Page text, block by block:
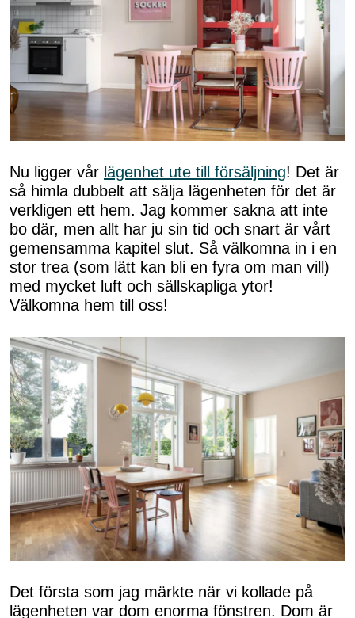
Nu ligger vår lägenhet ute till försäljning! Det är
så himla dubbelt att sälja lägenheten för det är
verkligen ett hem. Jag kommer sakna att inte
bo där, men allt har ju sin tid och snart är vårt
gemensamma kapitel slut. Så välkomna in i en
stor trea (som lätt kan bli en fyra om man vill)
med mycket luft och sällskapliga ytor!
Välkomna hem till oss!
Det första som jag märkte när vi kollade på
lägenheten var dom enorma fönstren. Dom är